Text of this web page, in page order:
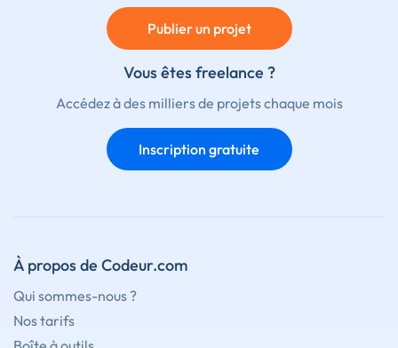
Publier un projet
Vous êtes freelance ?
Accédez à des milliers de projets chaque mois
Inscription gratuite
À propos de Codeur.com
Qui sommes-nous ?
Nos tarifs